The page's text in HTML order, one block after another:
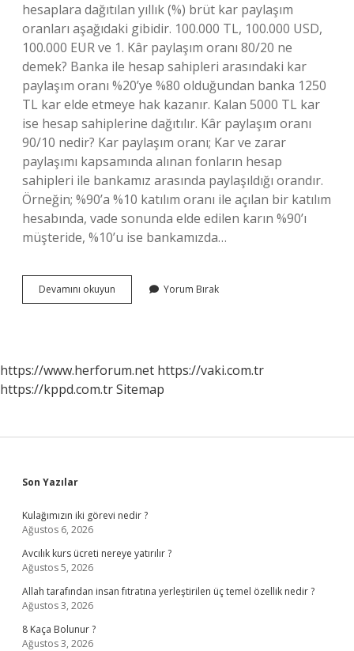
hesaplara dağıtılan yıllık (%) brüt kar paylaşım
oranları aşağıdaki gibidir. 100.000 TL, 100.000 USD,
100.000 EUR ve 1. Kâr paylaşım oranı 80/20 ne
demek? Banka ile hesap sahipleri arasındaki kar
paylaşım oranı %20’ye %80 olduğundan banka 1250
TL kar elde etmeye hak kazanır. Kalan 5000 TL kar
ise hesap sahiplerine dağıtılır. Kâr paylaşım oranı
90/10 nedir? Kar paylaşım oranı; Kar ve zarar
paylaşımı kapsamında alınan fonların hesap
sahipleri ile bankamız arasında paylaşıldığı orandır.
Örneğin; %90’a %10 katılım oranı ile açılan bir katılım
hesabında, vade sonunda elde edilen karın %90’ı
müşteride, %10’u ise bankamızda…
Devamını okuyun
Paylaşım
Yorum Bırak
https://www.herforum.net https://vaki.com.tr
https://kppd.com.trSitemap
Sidebar
Son Yazılar
Kulağımızın iki görevi nedir ?
Ağustos 6, 2026
Avcılık kurs ücreti nereye yatırılır ?
Ağustos 5, 2026
Allah tarafından insan fıtratına yerleştirilen üç temel özellik nedir ?
Ağustos 3, 2026
8 Kaça Bolunur ?
Ağustos 3, 2026